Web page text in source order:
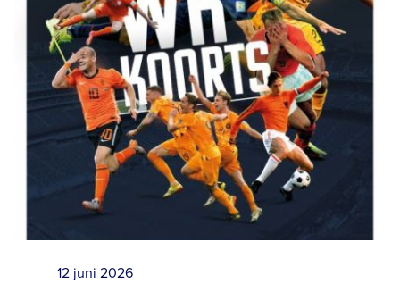
12 juni 2026